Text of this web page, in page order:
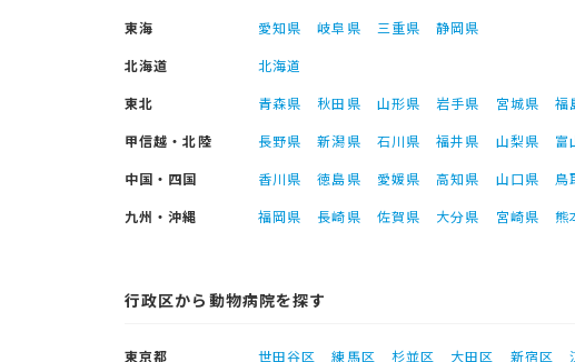
東海
愛知県 岐阜県 三重県
静岡県
北海道
北海道
東北
青森県 秋田県 山形県 岩手県 宮城県
福
甲信越・北陸
長野県 新潟県 石川県 福井県 山梨県
富
中国・四国
香川県 徳島県 愛媛県 高知県 山口県 鳥
九州・沖縄
福岡県 長崎県 佐賀県 大分県 宮崎県 熊
行政区から動物病院を探す
東京都 世田谷区 練馬区 杉並区 大田区 新宿区